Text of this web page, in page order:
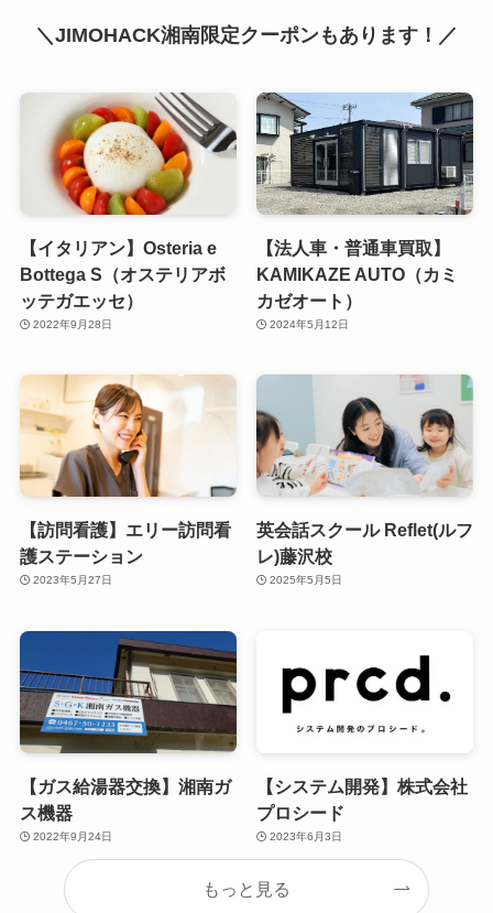
＼JIMOHACK湘南限定クーポンもあります！／
【イタリアン】Osteria e
Bottega S（オステリアボ
ッテガエッセ）
2022年9月28日
【法人車・普通車買取】
KAMIKAZE AUTO（カミ
カゼオート）
2024年5月12日
【訪問看護】エリー訪問看
護ステーション
2023年5月27日
英会話スクール Reflet(ルフ
レ)藤沢校
2025年5月5日
【ガス給湯器交換】湘南ガ
ス機器
2022年9月24日
【システム開発】株式会社
プロシード
2023年6月3日
もっと見る